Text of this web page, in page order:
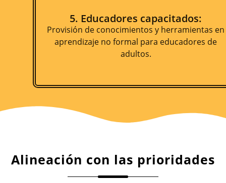
5. Educadores capacitados:
Provisión de conocimientos y herramientas en
aprendizaje no formal para educadores de
adultos.
Alineación con las prioridades